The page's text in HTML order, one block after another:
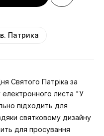
Патрика
Святого Патріка за
листа "У
підходить для
святковому дизайну
для просування